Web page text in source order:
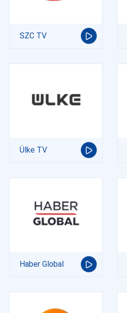
SZC TV
Ülke TV
Haber Global